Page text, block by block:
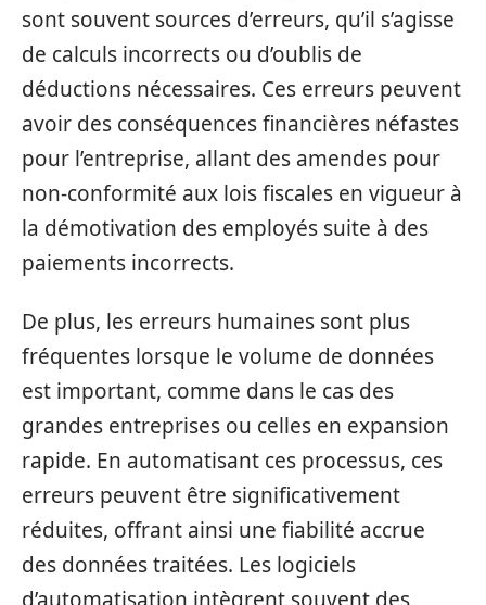
sont souvent sources d’erreurs, qu’il s’agisse
de calculs incorrects ou d’oublis de
déductions nécessaires. Ces erreurs peuvent
avoir des conséquences financières néfastes
pour l’entreprise, allant des amendes pour
non-conformité aux lois fiscales en vigueur à
la démotivation des employés suite à des
paiements incorrects.
De plus, les erreurs humaines sont plus
fréquentes lorsque le volume de données
est important, comme dans le cas des
grandes entreprises ou celles en expansion
rapide. En automatisant ces processus, ces
erreurs peuvent être significativement
réduites, offrant ainsi une fiabilité accrue
des données traitées. Les logiciels